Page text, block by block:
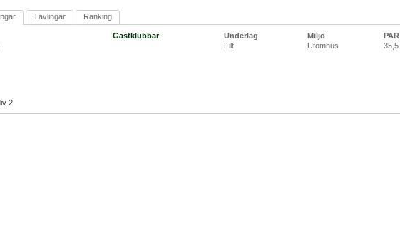
Tävlingar Ranking
Gästklubbar Underlag Miljö
PAR
Filt Utomhus 35,5
2